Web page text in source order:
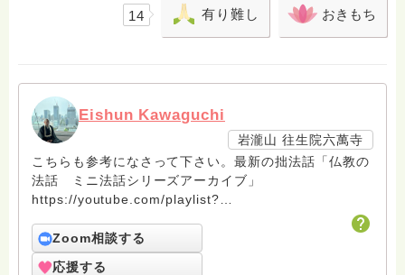
14 有り難し おきもち
Eishun Kawaguchi
岩瀧山 往生院六萬寺
こちらも参考になさって下さい。最新の拙法話「仏教の
法話 ミニ法話シリーズアーカイブ」
https://youtube.com/playlist?
Zoom相談する
応援する